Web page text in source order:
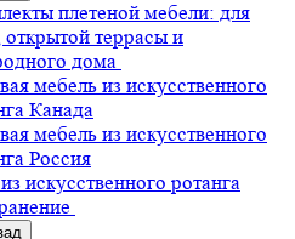
плетеной мебели: для
открытой террасы и
дома
мебель из искусственного
Канада
мебель из искусственного
Россия
искусственного ротанга